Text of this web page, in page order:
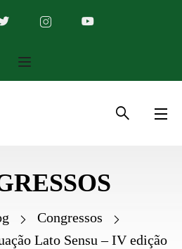
Congressos
Lato Sensu – IV edição